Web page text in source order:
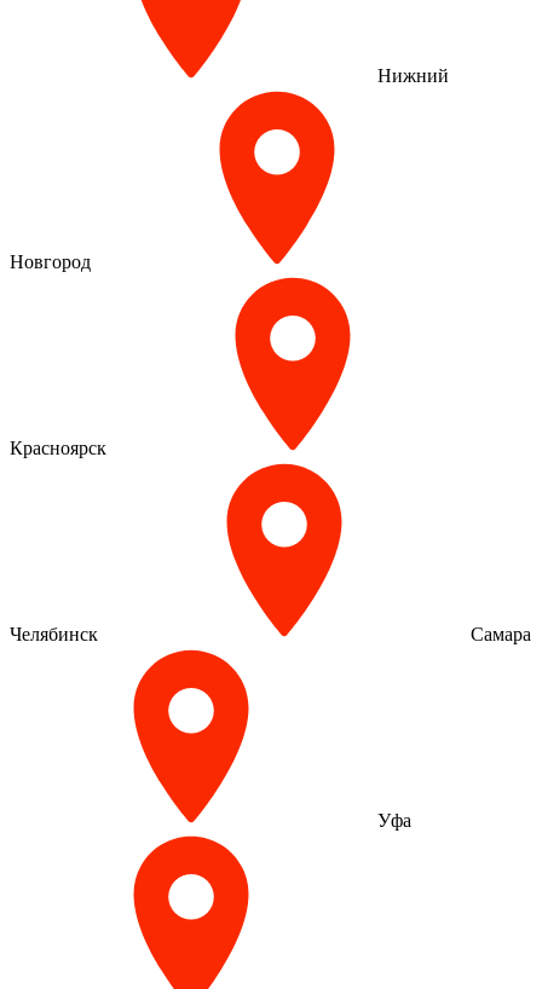
Нижний
Новгород
Красноярск
Челябинск Самара
Уфа